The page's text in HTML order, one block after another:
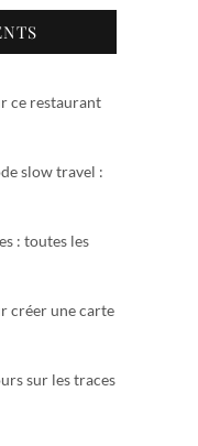
ce restaurant
slow travel :
: toutes les
créer une carte
sur les traces